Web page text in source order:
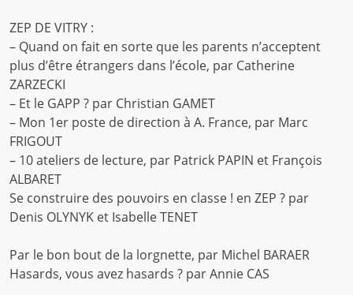
ZEP DE VITRY :
– Quand on fait en sorte que les parents n’acceptent
plus d’être étrangers dans l’école, par Catherine
ZARZECKI
– Et le GAPP ? par Christian GAMET
– Mon 1er poste de direction à A. France, par Marc
FRIGOUT
– 10 ateliers de lecture, par Patrick PAPIN et François
ALBARET
Se construire des pouvoirs en classe ! en ZEP ? par
Denis OLYNYK et Isabelle TENET
Par le bon bout de la lorgnette, par Michel BARAER
Hasards, vous avez hasards ? par Annie CAS